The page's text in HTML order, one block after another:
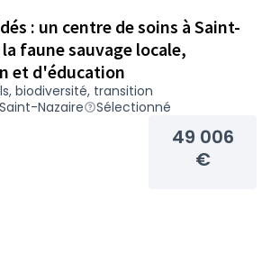
: un centre de soins à Saint-
faune sauvage locale,
et d'éducation
biodiversité, transition
Nazaire
Sélectionné
49 006
€